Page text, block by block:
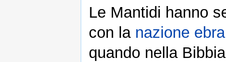
Le Mantidi hanno
con la nazione
quando nella